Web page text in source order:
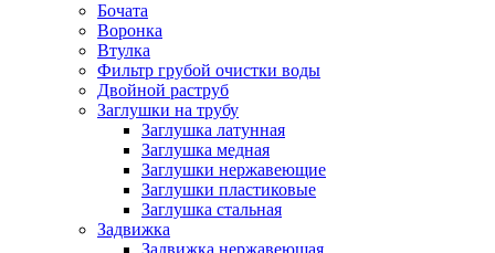
Бочата
Воронка
Втулка
Фильтр грубой очистки воды
Двойной раструб
Заглушки на трубу
Заглушка латунная
Заглушка медная
Заглушки нержавеющие
Заглушки пластиковые
Заглушка стальная
Задвижка
Задвижка нержавеющая